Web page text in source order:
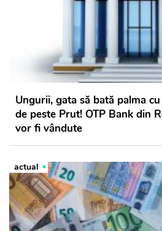
Ungurii, gata să bată palma
de peste Prut! OTP Bank din
vor fi vândute
actual